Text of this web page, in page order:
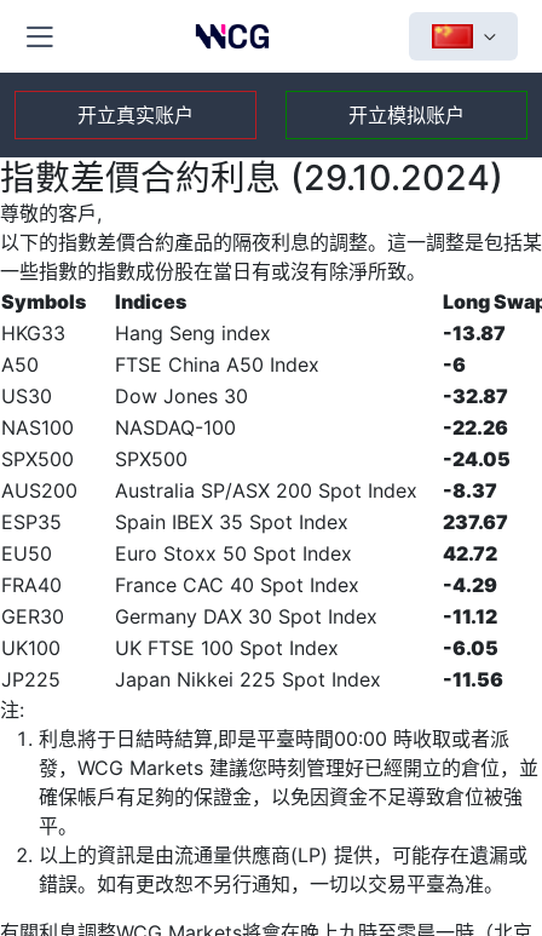
开立真实账户 开立模拟账户
指數差價合約利息 (29.10.2024)
尊敬的客戶,
以下的指數差價合約產品的隔夜利息的調整。這一調整是包括某
一些指數的指數成份股在當日有或沒有除淨所致。
Symbols
Indices
Long
HKG33
Hang Seng index
-13.87
A50
FTSE China A50 Index
-6
US30
Dow Jones 30
-32.87
NAS100
NASDAQ-100
-22.26
SPX500
SPX500
-24.05
AUS200
Australia SP/ASX 200 Spot Index
-8.37
ESP35
Spain IBEX 35 Spot Index
237.67
EU50
Euro Stoxx 50 Spot Index
42.72
FRA40
France CAC 40 Spot Index
-4.29
GER30
Germany DAX 30 Spot Index
-11.12
UK100
UK FTSE 100 Spot Index
-6.05
JP225
Japan Nikkei 225 Spot Index
-11.56
注:
利息將于日結時結算,即是平臺時間00:00 時收取或者派
發，WCG Markets 建議您時刻管理好已經開立的倉位，並
確保帳戶有足夠的保證金，以免因資金不足導致倉位被強
平。
以上的資訊是由流通量供應商(LP) 提供，可能存在遺漏或
錯誤。如有更改恕不另行通知，一切以交易平臺為准。